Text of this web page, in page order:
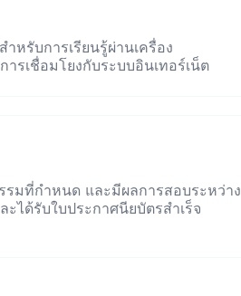
หรับการเรียนรู้ผ่านเครื่อง
รเชื่อมโยงกับระบบอินเทอร์เน็ต
รมที่กำหนด และมีผลการสอบระหว่าง
ได้รับใบประกาศนียบัตรสำเร็จ